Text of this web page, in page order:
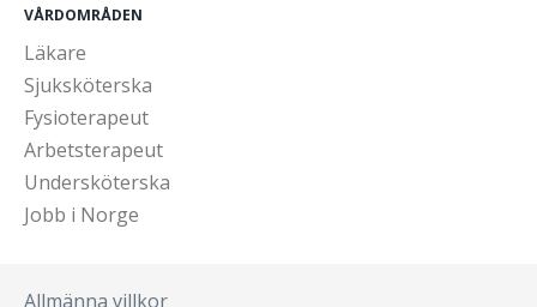
VÅRDOMRÅDEN
Läkare
Sjuksköterska
Fysioterapeut
Arbetsterapeut
Undersköterska
Jobb i Norge
Allmänna villkor